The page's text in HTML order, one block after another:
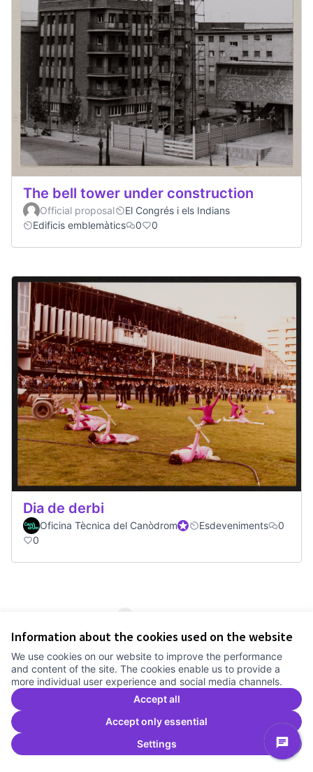
Information about the cookies used on the website
We use cookies on our website to improve the performance
and content of the site. The cookies enable us to provide a
more individual user experience and social media channels.
Accept all
Accept only essential
Settings
The bell tower under construction
Official proposal
El Congrés i els Indians
Edificis emblemàtics
0 0
Dia de derbi
Oficina Tècnica del CanòdromOfficial participant
Esdeveniments
0
0
Results per page: 25
See all withdrawn proposals